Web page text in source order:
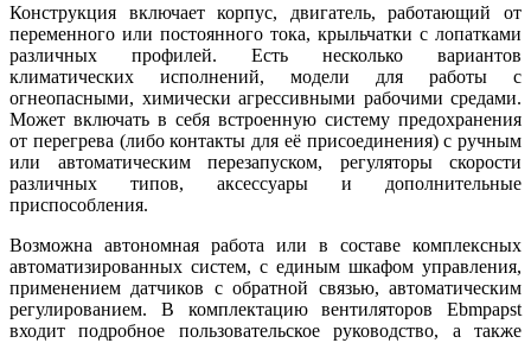
Конструкция включает корпус, двигатель, работающий от
переменного или постоянного тока, крыльчатки с лопатками
различных профилей. Есть несколько вариантов
климатических исполнений, модели для работы с
огнеопасными, химически агрессивными рабочими средами.
Может включать в себя встроенную систему предохранения
от перегрева (либо контакты для её присоединения) с ручным
или автоматическим перезапуском, регуляторы скорости
различных типов, аксессуары и дополнительные
приспособления.
Возможна автономная работа или в составе комплексных
автоматизированных систем, с единым шкафом управления,
применением датчиков с обратной связью, автоматическим
регулированием. В комплектацию вентиляторов Ebmpapst
входит подробное пользовательское руководство, а также